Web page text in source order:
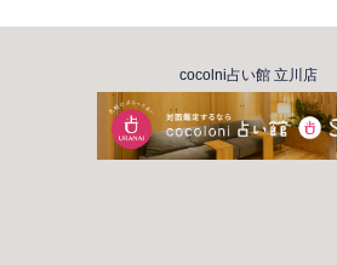
cocolni占い館 立川店